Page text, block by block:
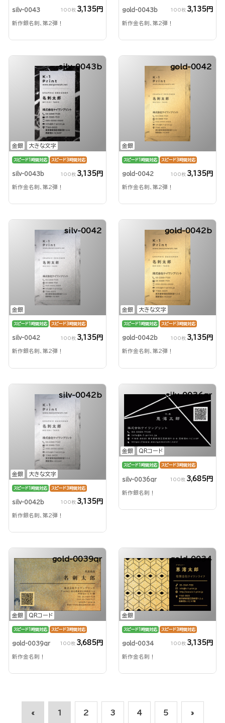
silv-0043 100枚 3,135円
新作銀名刺、第2弾！
gold-0043b 100枚 3,135円
新作金名刺、第2弾！
金銀 大きな文字
silv-0043b
スピード1時間対応 スピード3時間対応
silv-0043b 100枚 3,135円
新作金名刺、第2弾！
金銀
gold-0042
スピード1時間対応 スピード3時間対応
gold-0042 100枚 3,135円
新作金名刺、第2弾！
金銀
silv-0042
スピード1時間対応 スピード3時間対応
silv-0042 100枚 3,135円
新作銀名刺、第2弾！
金銀 大きな文字
gold-0042b
スピード1時間対応 スピード3時間対応
gold-0042b 100枚 3,135円
新作金名刺、第2弾！
金銀 大きな文字
silv-0042b
スピード1時間対応 スピード3時間対応
silv-0042b 100枚 3,135円
新作銀名刺、第2弾！
金銀 QRコード
silv-0036qr
スピード1時間対応 スピード3時間対応
silv-0036qr 100枚 3,685円
新作銀名刺！
金銀 QRコード
gold-0039qr
スピード1時間対応 スピード3時間対応
gold-0039qr 100枚 3,685円
新作金名刺！
金銀
gold-0034
スピード1時間対応 スピード3時間対応
gold-0034 100枚 3,135円
新作金名刺！
« 1 2 3 4 5 »